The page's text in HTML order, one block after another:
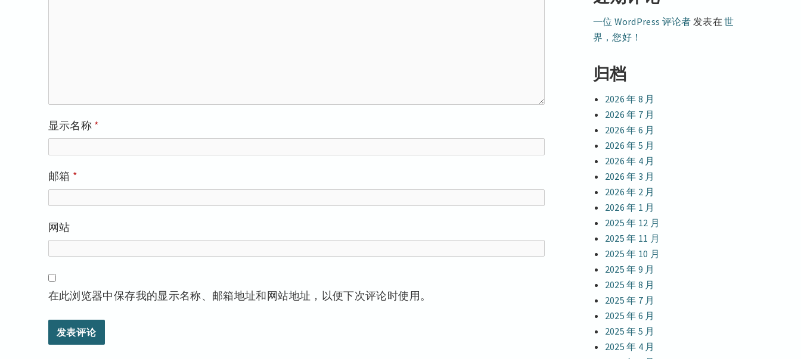
显示名称 *
邮箱 *
网站
在此浏览器中保存我的显示名称、邮箱地址和网站地址，以便下次评论时使用。
一位 WordPress 评论者 发表在世
界，您好！
归档
2026 年 8 月
2026 年 7 月
2026 年 6 月
2026 年 5 月
2026 年 4 月
2026 年 3 月
2026 年 2 月
2026 年 1 月
2025 年 12 月
2025 年 11 月
2025 年 10 月
2025 年 9 月
2025 年 8 月
2025 年 7 月
2025 年 6 月
2025 年 5 月
2025 年 4 月